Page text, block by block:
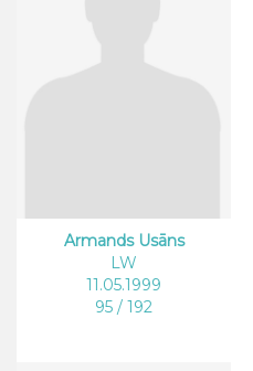
Armands Usāns
LW
11.05.1999
95 / 192